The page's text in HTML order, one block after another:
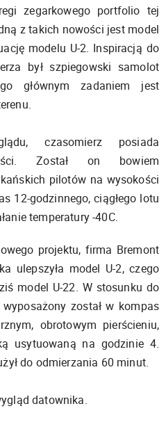
zegarkowego portfolio tej
z takich nowości jest model
modelu U-2. Inspiracją do
był szpiegowski samolot
głównym zadaniem jest
czasomierz posiada
Został on bowiem
pilotów na wysokości
12-godzinnego, ciągłego lotu
temperatury -40C.
projektu, firma Bremont
ulepszyła model U-2, czego
model U-22. W stosunku do
został w kompas
obrotowym pierścieniu,
usytuowaną na godzinie 4.
do odmierzania 60 minut.
datownika.